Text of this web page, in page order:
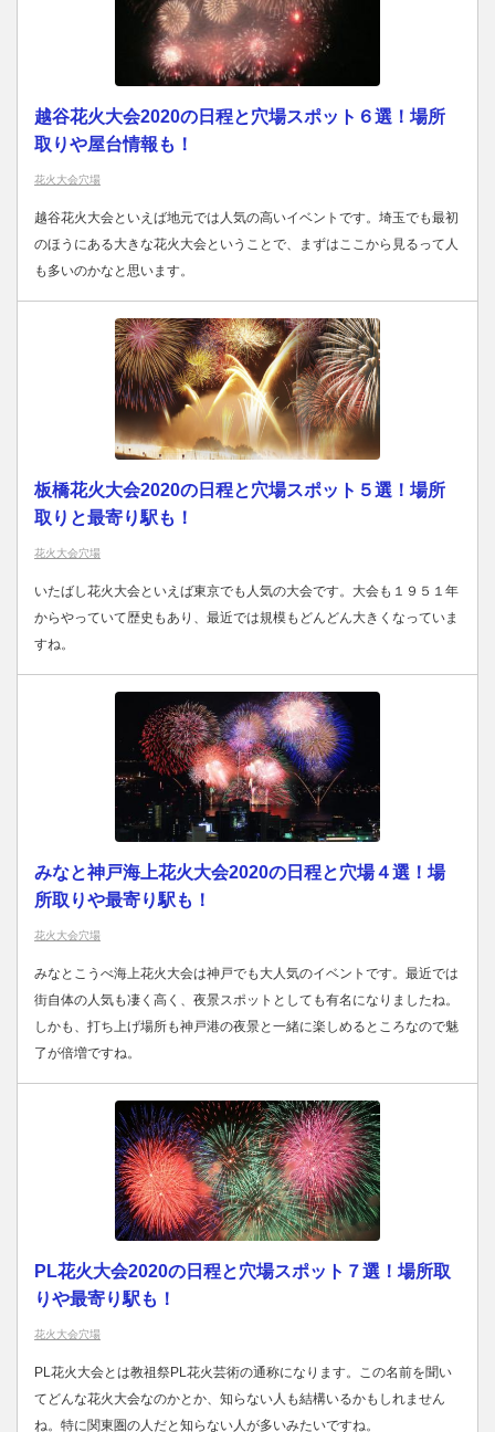
越谷花火大会2020の日程と穴場スポット６選！場所
取りや屋台情報も！
花火大会穴場
越谷花火大会といえば地元では人気の高いイベントです。埼玉でも最初
のほうにある大きな花火大会ということで、まずはここから見るって人
も多いのかなと思います。
板橋花火大会2020の日程と穴場スポット５選！場所
取りと最寄り駅も！
花火大会穴場
いたばし花火大会といえば東京でも人気の大会です。大会も１９５１年
からやっていて歴史もあり、最近では規模もどんどん大きくなっていま
すね。
みなと神戸海上花火大会2020の日程と穴場４選！場
所取りや最寄り駅も！
花火大会穴場
みなとこうべ海上花火大会は神戸でも大人気のイベントです。最近では
街自体の人気も凄く高く、夜景スポットとしても有名になりましたね。
しかも、打ち上げ場所も神戸港の夜景と一緒に楽しめるところなので魅
了が倍増ですね。
PL花火大会2020の日程と穴場スポット７選！場所取
りや最寄り駅も！
花火大会穴場
PL花火大会とは教祖祭PL花火芸術の通称になります。この名前を聞い
てどんな花火大会なのかとか、知らない人も結構いるかもしれません
ね。特に関東圏の人だと知らない人が多いみたいですね。